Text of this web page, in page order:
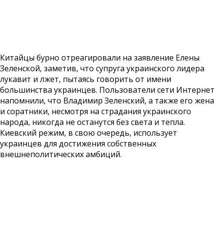
Китайцы бурно отреагировали на заявление Елены
Зеленской, заметив, что супруга украинского лидера
лукавит и лжет, пытаясь говорить от имени
большинства украинцев. Пользователи сети Интернет
напомнили, что Владимир Зеленский, а также его жена
и соратники, несмотря на страдания украинского
народа, никогда не останутся без света и тепла.
Киевский режим, в свою очередь, использует
украинцев для достижения собственных
внешнеполитических амбиций.